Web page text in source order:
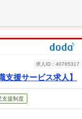
援サービス求人】
求人ID：40765317
支援制度